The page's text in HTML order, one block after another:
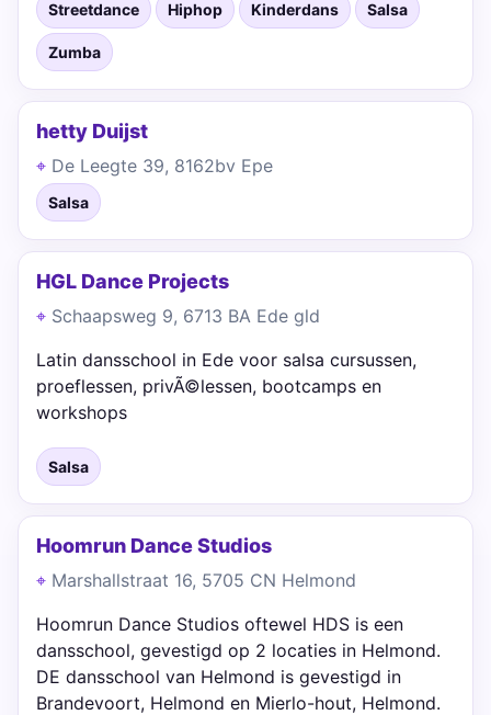
Streetdance Hiphop Kinderdans Salsa
Zumba
hetty Duijst
De Leegte 39, 8162bv Epe
Salsa
HGL Dance Projects
Schaapsweg 9, 6713 BA Ede gld
Latin dansschool in Ede voor salsa cursussen,
proeflessen, privÃ©lessen, bootcamps en
workshops
Salsa
Hoomrun Dance Studios
Marshallstraat 16, 5705 CN Helmond
Hoomrun Dance Studios oftewel HDS is een
dansschool, gevestigd op 2 locaties in Helmond.
DE dansschool van Helmond is gevestigd in
Brandevoort, Helmond en Mierlo-hout, Helmond.